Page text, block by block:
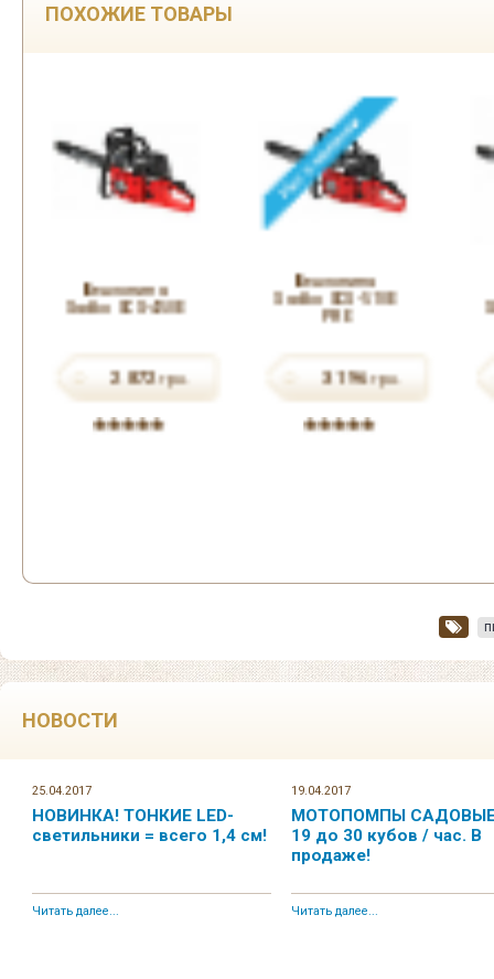
ПОХОЖИЕ ТОВАРЫ
Бензопила
Sadko GCS-450E
2 872грн.
Бензопила
Sadko GCS-510E
PRO
3 196грн.
НОВОСТИ
25.04.2017
НОВИНКА! ТОНКИЕ LED-
светильники = всего 1,4 см!
Читать далее...
19.04.2017
МОТОПОМПЫ
19 до 30 кубов / час. В
продаже!
Читать далее...